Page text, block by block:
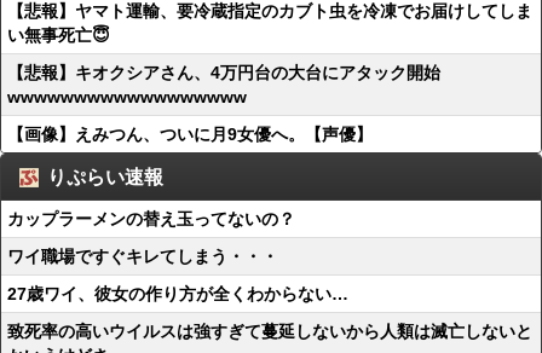
【悲報】ヤマト運輸、要冷蔵指定のカブト虫を冷凍でお届けしてしま
い無事死亡😇
【悲報】キオクシアさん、4万円台の大台にアタック開始
wwwwwwwwwwwwwwwwww
【画像】えみつん、ついに月9女優へ。【声優】
りぷらい速報
カップラーメンの替え玉ってないの？
ワイ職場ですぐキレてしまう・・・
27歳ワイ、彼女の作り方が全くわからない…
致死率の高いウイルスは強すぎて蔓延しないから人類は滅亡しないと